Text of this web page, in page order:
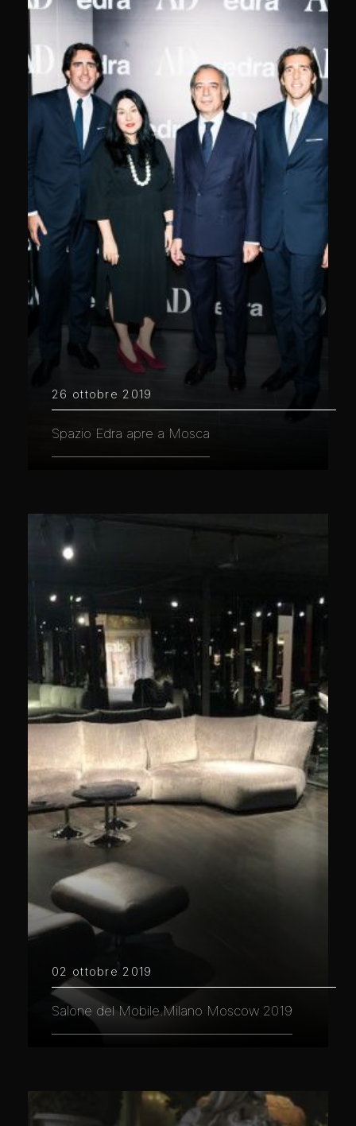
26 ottobre 2019
Spazio Edra apre a Mosca
02 ottobre 2019
Salone del Mobile.Milano Moscow 2019